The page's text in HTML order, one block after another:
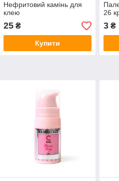
Нефритовий камінь для
клею
25₴
Купити
26
3 ₴